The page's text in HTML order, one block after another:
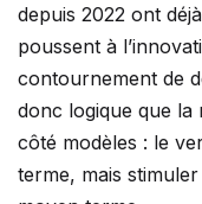
depuis 2022 ont
poussent à
contournement de
donc logique que la
côté modèles : le
terme, mais